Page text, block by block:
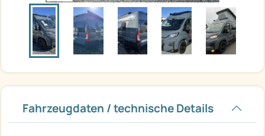
Fahrzeugdaten / technische Details